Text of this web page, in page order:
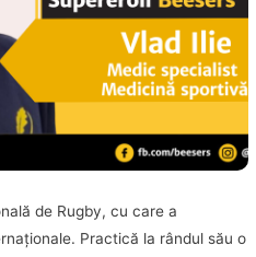
de Rugby, cu care a
Practică la rândul său o